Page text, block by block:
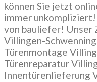
können Sie jetzt
immer
von bauliefer! Unser
Villingen-
Türenmontage
Türenreparatur
Innentürenlieferung